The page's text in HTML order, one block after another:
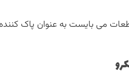
می بایست به عنوان پاک